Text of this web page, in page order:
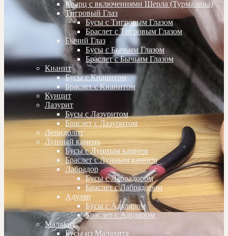
Кварц с включениями Шерла (Турмалина)
Тигровый Глаз
Бусы с Тигровым Глазом
Браслет с Тигровым Глазом
Бычий Глаз
Бусы с Бычьим Глазом
Браслет с Бычьим Глазом
Кианит
Бусы с Кианитом
Браслет с Кианитом
Кунцит
Лазурит
Бусы с Лазуритом
Браслет с Лазуритом
Лепидолит
Лунный камень
Бусы с Лунным камнем
Браслет с Лунным камнем
Лабрадор
Бусы с Лабрадором
Браслет с Лабрадором
Адуляр
Бусы с Адуляром
Браслет с Адуляром
Малахит
Бусы из Малахита